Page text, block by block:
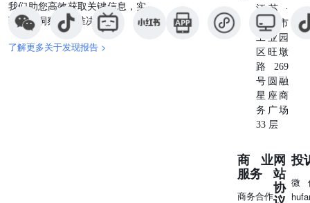
我们助您高效获取关键信息，实
现深度洞察与精准决策。
了解更多关于发现报告 >
江苏 ·
苏州市
工业园
区旺墩
路269
号圆融
星座商
务广场
33 层
商业
服务
商务合作
网
站
协
投
微